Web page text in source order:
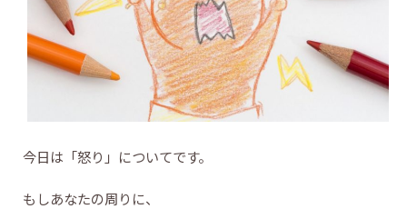
今日は「怒り」についてです。
もしあなたの周りに、